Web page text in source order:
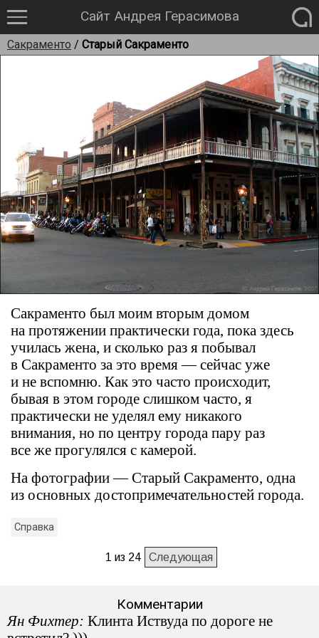
Сайт Андрея Герасимова
Сакраменто / Старый Сакраменто
Сакраменто был моим вторым домом
на протяжении практически года, пока здесь
училась жена, и сколько раз я побывал
в Сакраменто за это время — сейчас уже
и не вспомню. Как это часто происходит,
бывая в этом городе слишком часто, я
практически не уделял ему никакого
внимания, но по центру города пару раз
все же прогулялся с камерой.
На фотографии — Старый Сакраменто, одна
из основных достопримечательностей города.
Справка
1 из 24 Следующая
Комментарии
Ян Фихтер: Клинта Иствуда по дороге не